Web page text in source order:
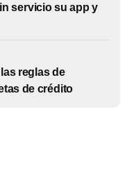
servicio su app y
reglas de
de crédito